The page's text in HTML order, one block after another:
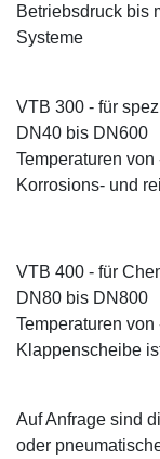
Betriebsdruck bis
Systeme
VTB 300 - für
DN40 bis DN600
Temperaturen von
Korrosions- und
VTB 400 - für
DN80 bis DN800
Temperaturen von
Klappenscheibe
Auf Anfrage sind
oder